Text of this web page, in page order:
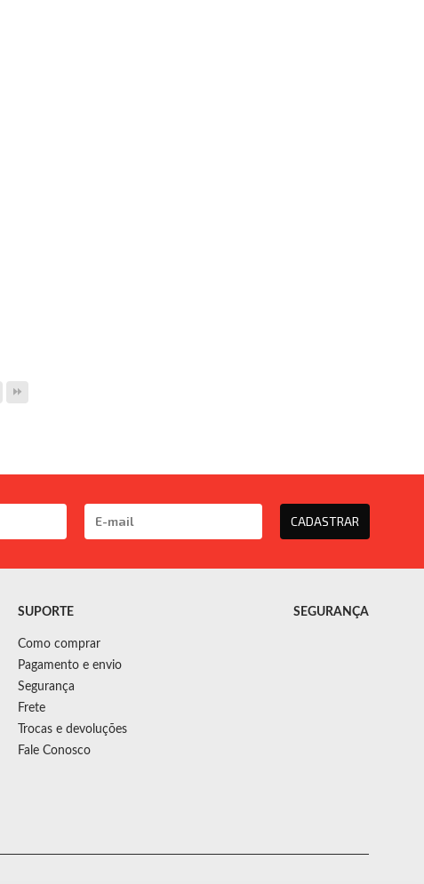
CADASTRAR
SUPORTE
Como comprar
Pagamento e envio
Segurança
Frete
Trocas e devoluções
Fale Conosco
SEGURANÇA